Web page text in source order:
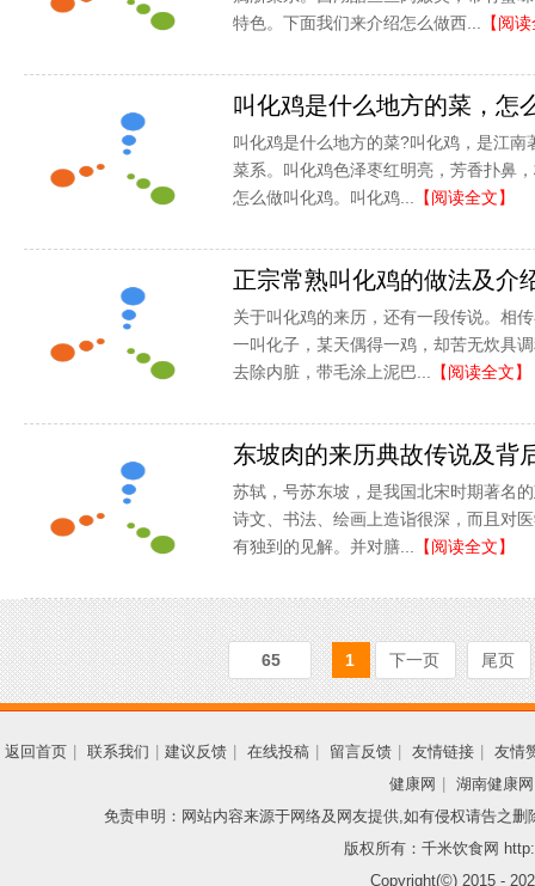
特色。下面我们来介绍怎么做西...
【阅
叫化鸡是什么地方的菜，怎
叫化鸡是什么地方的菜?叫化鸡，是江南
菜系。叫化鸡色泽枣红明亮，芳香扑鼻
怎么做叫化鸡。叫化鸡...
【阅读全文】
正宗常熟叫化鸡的做法及介
关于叫化鸡的来历，还有一段传说。相
一叫化子，某天偶得一鸡，却苦无炊具
去除内脏，带毛涂上泥巴...
【阅读全文】
东坡肉的来历典故传说及背
苏轼，号苏东坡，是我国北宋时期著名
诗文、书法、绘画上造诣很深，而且对
有独到的见解。并对膳...
【阅读全文】
65 1 下一页 尾页
返回首页 联系我们 建议反馈 在线投稿 留言反馈 友情链接
友情
健康网
湖南健康网
免责申明：网站内容来源于网络及网友提供,如有侵权请告之
版权所有：千米饮食网
Copyright(©) 2015 -